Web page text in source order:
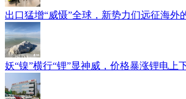
出口猛增“威慑”全球，新势力们远征海外
妖“镍”横行“锂”显神威，价格暴涨锂电上